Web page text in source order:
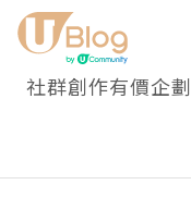
社群創作有價企劃